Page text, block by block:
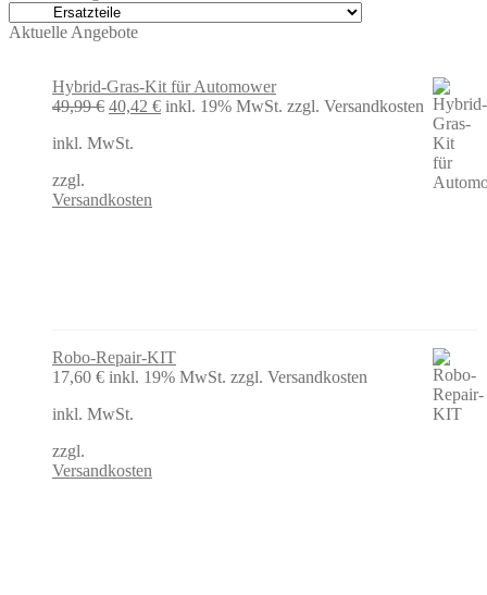
Aktuelle Angebote
Hybrid-Gras-Kit für Automower
49,99€ Ursprünglicher
war:
40,42 €Aktueller
inkl. 19% MwSt. zzgl. Versandkosten
inkl. MwSt.
zzgl.
Versandkosten
Robo-Repair-KIT
17,60 € inkl. 19% MwSt. zzgl. Versandkosten
inkl. MwSt.
zzgl.
Versandkosten